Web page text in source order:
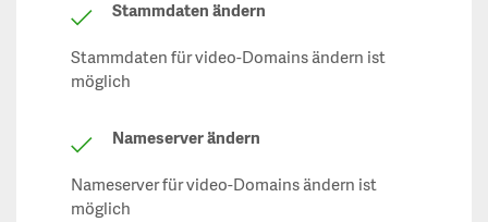
Stammdaten ändern
Stammdaten für video-Domains ändern ist
möglich
Nameserver ändern
Nameserver für video-Domains ändern ist
möglich